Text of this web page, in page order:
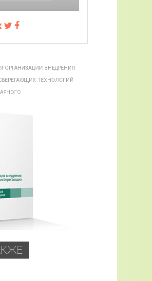
ОРГАНИЗАЦИИ ВНЕДРЕНИЯ
ТЕХНОЛОГИЙ